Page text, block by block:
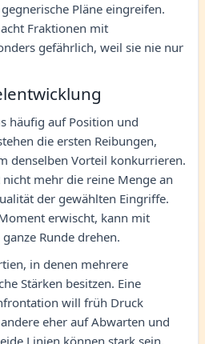
Pläne eingreifen.
Fraktionen mit
gefährlich, weil sie nie nur
häufig auf Position und
die ersten Reibungen,
denselben Vorteil konkurrieren.
mehr die reine Menge an
der gewählten Eingriffe.
erwischt, kann mit
Runde drehen.
in denen mehrere
Stärken besitzen. Eine
will früh Druck
eher auf Abwarten und
Linien können stark sein,